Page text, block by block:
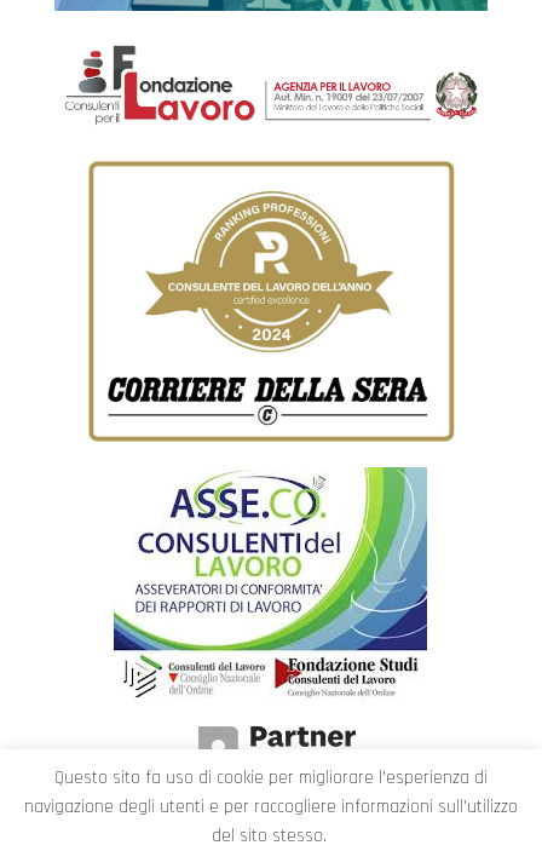
Questo sito fa uso di cookie per migliorare l’esperienza di
navigazione degli utenti e per raccogliere informazioni sull’utilizzo
del sito stesso.